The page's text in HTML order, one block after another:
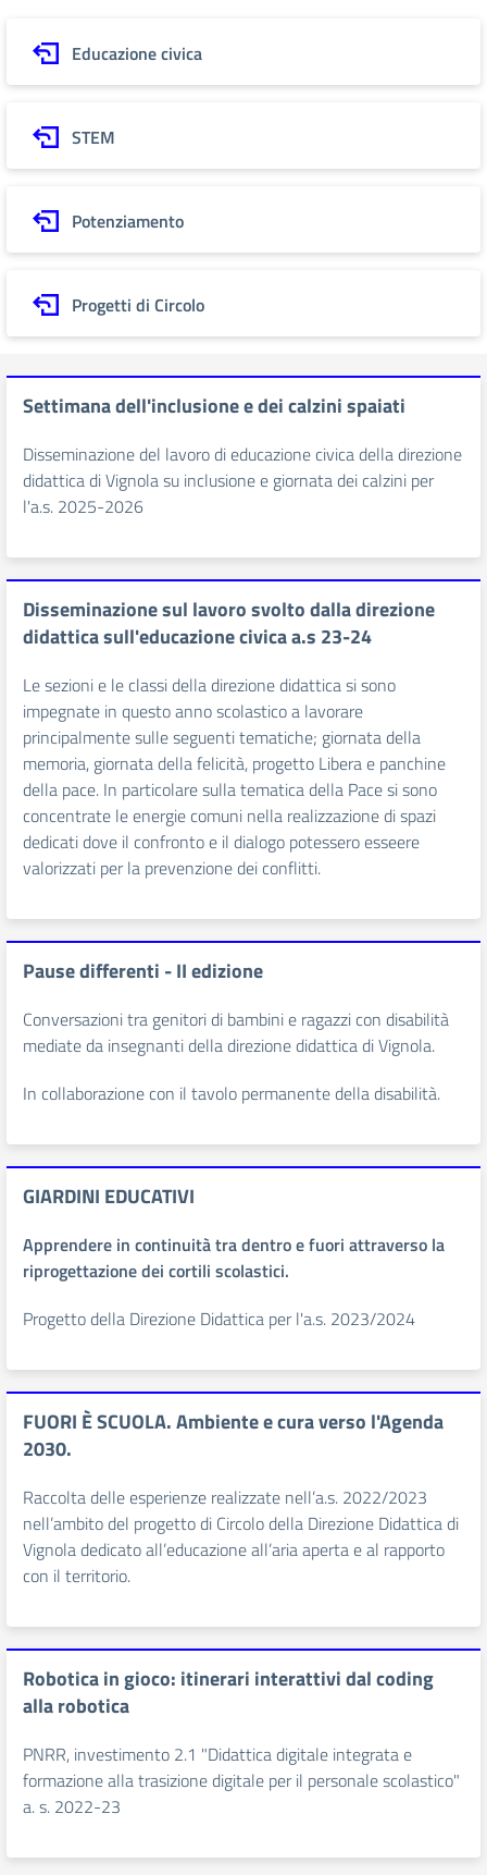
Educazione civica
STEM
Potenziamento
Progetti di Circolo
Settimana dell'inclusione e dei calzini spaiati
Disseminazione del lavoro di educazione civica della direzione
didattica di Vignola su inclusione e giornata dei calzini per
l'a.s. 2025-2026
Disseminazione sul lavoro svolto dalla direzione
didattica sull'educazione civica a.s 23-24
Le sezioni e le classi della direzione didattica si sono
impegnate in questo anno scolastico a lavorare
principalmente sulle seguenti tematiche; giornata della
memoria, giornata della felicità, progetto Libera e panchine
della pace. In particolare sulla tematica della Pace si sono
concentrate le energie comuni nella realizzazione di spazi
dedicati dove il confronto e il dialogo potessero esseere
valorizzati per la prevenzione dei conflitti.
Pause differenti - II edizione
Conversazioni tra genitori di bambini e ragazzi con disabilità
mediate da insegnanti della direzione didattica di Vignola.
In collaborazione con il tavolo permanente della disabilità.
GIARDINI EDUCATIVI
Apprendere in continuità tra dentro e fuori attraverso la
riprogettazione dei cortili scolastici.
Progetto della Direzione Didattica per l'a.s. 2023/2024
FUORI È SCUOLA. Ambiente e cura verso l'Agenda
2030.
Raccolta delle esperienze realizzate nell’a.s. 2022/2023
nell’ambito del progetto di Circolo della Direzione Didattica di
Vignola dedicato all’educazione all’aria aperta e al rapporto
con il territorio.
Robotica in gioco: itinerari interattivi dal coding
alla robotica
PNRR, investimento 2.1 "Didattica digitale integrata e
formazione alla trasizione digitale per il personale scolastico"
a. s. 2022-23